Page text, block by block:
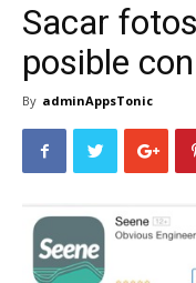
Sacar
posible
By adminAppsTonic